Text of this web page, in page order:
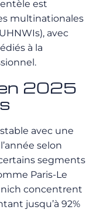
est
multinationales
avec
à la
2025
avec une
selon
segments
Paris-Le
concentrent
jusqu’à 92%